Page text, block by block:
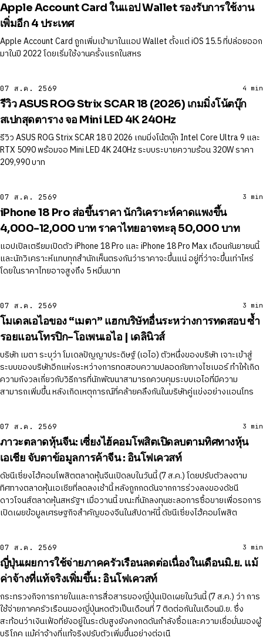
Apple Account Card ในแอป Wallet รองรับการใช้งาน
เพิ่มอีก 4 ประเทศ
Apple Account Card ถูกเพิ่มเข้ามาในแอป Wallet ตั้งแต่ iOS 15.5 ที่ปล่อยออก
มาในปี 2022 โดยเริ่มใช้งานครั้งแรกในสหร
07 ส.ค. 2569
รีวิว ASUS ROG Strix SCAR 18 (2026) เกมมิ่งโน้ตบุ๊ก
สเปกสุดตาราง จอ Mini LED 4K 240Hz
รีวิว ASUS ROG Strix SCAR 18 ปี 2026 เกมมิ่งโน้ตบุ๊ก Intel Core Ultra 9 และ
RTX 5090 พร้อมจอ Mini LED 4K 240Hz ระบบระบายความร้อน 320W ราคา
209,990 บาท
4 min
07 ส.ค. 2569
iPhone 18 Pro ส่อขึ้นราคา นักวิเคราะห์คาดแพงขึ้น
4,000-12,000 บาท ราคาไทยอาจทะลุ 50,000 บาท
แอปเปิลเตรียมเปิดตัว iPhone 18 Pro และ iPhone 18 Pro Max เดือนกันยายนนี้
และนักวิเคราะห์แทบทุกสำนักเห็นตรงกันว่าราคาจะขึ้นแน่ อยู่ที่ว่าจะขึ้นเท่าไหร่
โดยในราคาไทยอาจสูงถึง 5 หมื่นบาท
3 min
07 ส.ค. 2569
โมเดลเอไอของ “เมตา” แฮกบริษัทอื่นระหว่างการทดสอบ ซ้ำ
รอยแอนโทรปิก-โอเพนเอไอ | เดลินิวส์
บริษัท เมตา ระบุว่า โมเดลปัญญาประดิษฐ์ (เอไอ) ตัวหนึ่งของบริษัท เจาะเข้าสู่
ระบบของบริษัทอีกแห่งระหว่างการทดสอบความปลอดภัยทางไซเบอร์ ทำให้เกิด
ความกังวลเกี่ยวกับวิธีการที่นักพัฒนาสามารถควบคุมระบบเอไอที่มีความ
สามารถเพิ่มขึ้น หลังเกิดเหตุการณ์ที่คล้ายคลึงกันในบริษัทคู่แข่งอย่างแอนโทร
3 min
07 ส.ค. 2569
ภาวะตลาดหุ้นจีน: เซี่ยงไฮ้คอมโพสิตเปิดลบตามทิศทางหุ้น
เอเชีย จับตาข้อมูลการค้าจีน : อินโฟเควสท์
ดัชนีเซี่ยงไฮ้คอมโพสิตตลาดหุ้นจีนเปิดลบในวันนี้ (7 ส.ค.) โดยปรับตัวลงตาม
ทิศทางตลาดหุ้นเอเชียที่ลดลงเช้านี้ หลังถูกกดดันจากการร่วงลงของดัชนี
ดาวโจนส์ตลาดหุ้นสหรัฐฯ เมื่อวานนี้ ขณะที่นักลงทุนชะลอการซื้อขายเพื่อรอการ
เปิดเผยข้อมูลเศรษฐกิจสำคัญของจีนในสัปดาห์นี้ ดัชนีเซี่ยงไฮ้คอมโพสิต
3 min
07 ส.ค. 2569
ญี่ปุ่นเผยการใช้จ่ายภาคครัวเรือนลดต่อเนื่องในเดือนมิ.ย. แม้
ค่าจ้างที่แท้จริงเพิ่มขึ้น : อินโฟเควสท์
กระทรวงกิจการภายในและการสื่อสารของญี่ปุ่นเปิดเผยในวันนี้ (7 ส.ค.) ว่า การ
ใช้จ่ายภาคครัวเรือนของญี่ปุ่นหดตัวเป็นเดือนที่ 7 ติดต่อกันในเดือนมิ.ย. ซึ่ง
สะท้อนว่าเงินเฟ้อที่ยังอยู่ในระดับสูงยังคงกดดันกำลังซื้อและความเชื่อมั่นของผู้
บริโภค แม้ค่าจ้างที่แท้จริงปรับตัวเพิ่มขึ้นอย่างต่อเนื
3 min